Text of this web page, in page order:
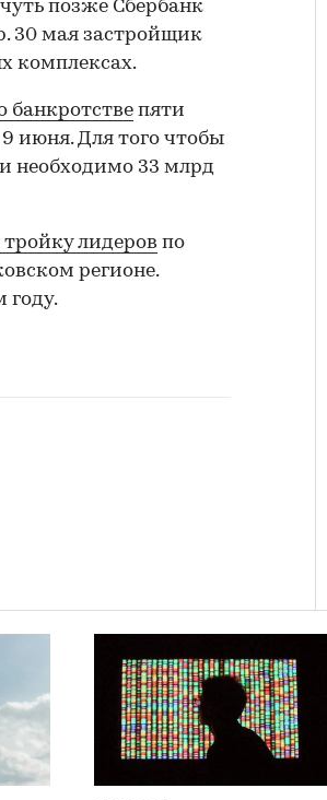
позже Сбербанк
30 мая застройщик
комплексах.
банкротстве пяти
июня. Для того чтобы
необходимо 33 млрд
лидеров по
регионе.
году.